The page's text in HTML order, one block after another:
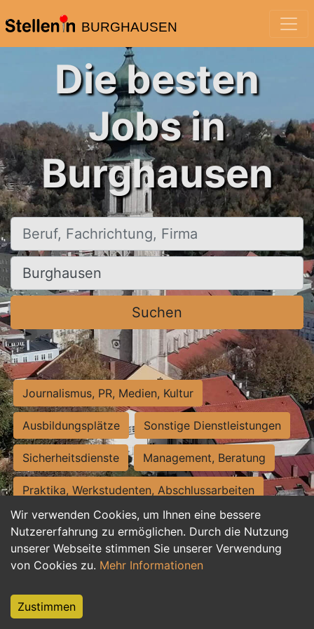
BURGHAUSEN
Wir verwenden Cookies, um Ihnen eine bessere
Nutzererfahrung zu ermöglichen. Durch die Nutzung
unserer Webseite stimmen Sie unserer Verwendung
von Cookies zu. Mehr Informationen
Zustimmen
Die besten
Jobs in
Burghausen
Beruf, Fachrichtung, Firma
Ort, Stadt
Suchen
Journalismus, PR, Medien, Kultur
Ausbildungsplätze Sonstige Dienstleistungen
Sicherheitsdienste Management, Beratung
Praktika, Werkstudenten, Abschlussarbeiten
Personalwesen Assistenz, Sekretariat
Hilfskräfte, Aushilfs- und Nebenjobs
Weiterbildung, Studium, duale Ausbildung